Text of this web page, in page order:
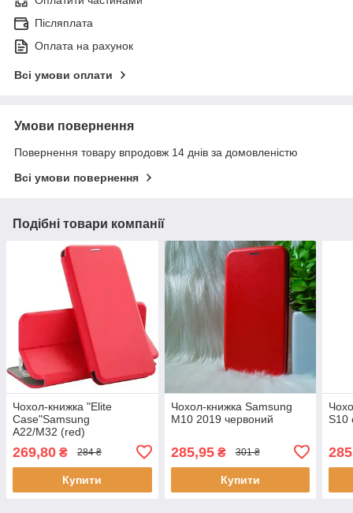
Післяплата
Оплата на рахунок
Всі умови оплати
Умови повернення
Повернення товару впродовж 14 днів за домовленістю
Всі умови повернення
Подібні товари компанії
Чохол-книжка "Elite
Case"Samsung
A22/M32 (red)
269,80 ₴ 284 ₴
Купити
Чохол-книжка Samsung
M10 2019 червоний
285,95₴ 301 ₴
Купити
S10